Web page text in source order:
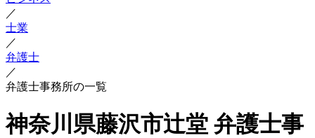
／
士業
／
弁護士
／
弁護士事務所の一覧
神奈川県藤沢市辻堂 弁護士事